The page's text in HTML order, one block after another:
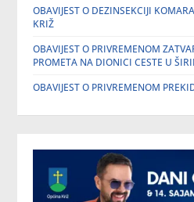
OBAVIJEST O DEZINSEKCIJI
KRIŽ
OBAVIJEST O PRIVREMENOM
PROMETA NA DIONICI CESTE U
OBAVIJEST O PRIVREMENOM